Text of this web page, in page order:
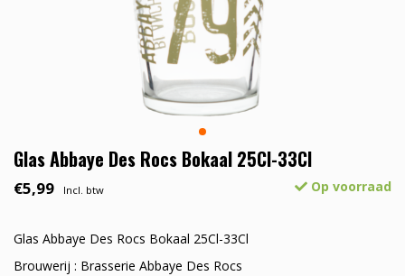
Glas Abbaye Des Rocs Bokaal 25Cl-33Cl
€5,99 Incl. btw Op voorraad
Glas Abbaye Des Rocs Bokaal 25Cl-33Cl
Brouwerij : Brasserie Abbaye Des Rocs